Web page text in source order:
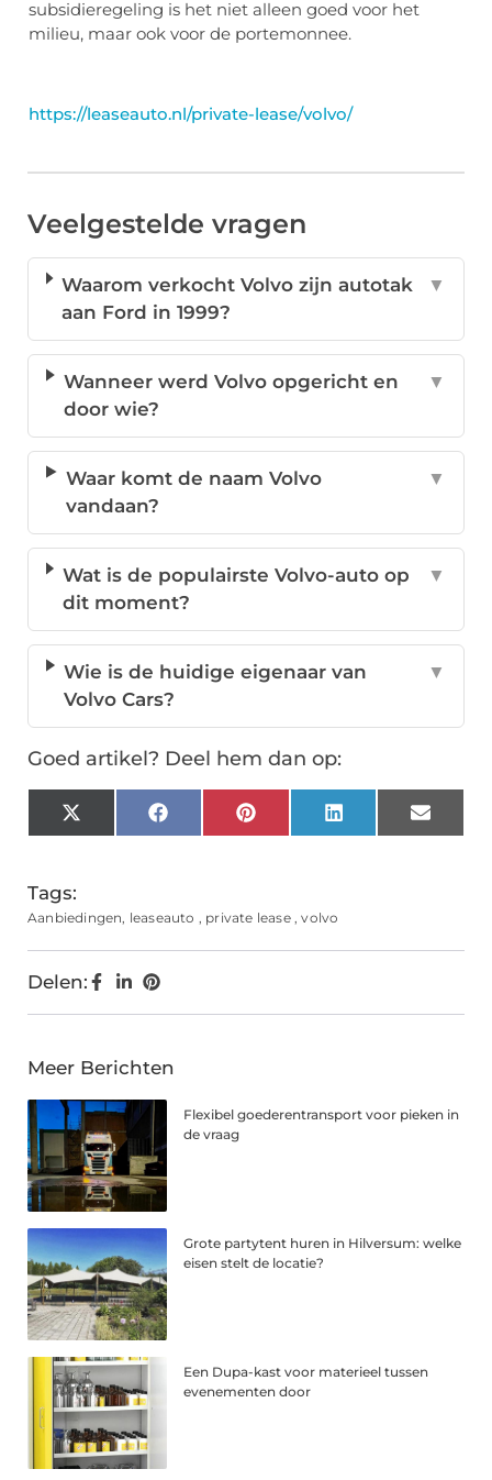
subsidieregeling is het niet alleen goed voor het
milieu, maar ook voor de portemonnee.
https://leaseauto.nl/private-lease/volvo/
Veelgestelde vragen
Waarom verkocht Volvo zijn autotak
aan Ford in 1999?
▼
Wanneer werd Volvo opgericht en
door wie?
▼
Waar komt de naam Volvo
vandaan?
▼
Wat is de populairste Volvo-auto op
dit moment?
▼
Wie is de huidige eigenaar van
Volvo Cars?
▼
Goed artikel? Deel hem dan op:
X
(Twitter)
FacebookPinterestLinkedInEmail
Tags:
Aanbiedingen, leaseauto , private lease,volvo
Delen:
Meer Berichten
Flexibel goederentransport voor pieken in
de vraag
Grote partytent huren in Hilversum: welke
eisen stelt de locatie?
Een Dupa-kast voor materieel tussen
evenementen door